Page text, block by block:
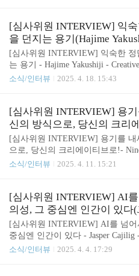
전문가 마케팅 광고 경진대회!지
ld 수상팀 Alpha Wolf에 이어, 오늘
POPPIN' UPS 팀을 만나봤습니다!
소화를 위한 디지털 옥외광고
전략’을 주제로, POPPIN' UPS ..
[심사위원 INTERVIEW] 익
을 던지는 용기(Hajime
irector & Strategic Planner of
[심사위원 INTERVIEW] 익숙한 정
는 용기 - Hajime Yakushiji -
c Planner Dentsu Inc. 올해 2025 부
ector) 겸 전략 기획자(Strategic
년간 일본 광고 업계에서 활약해온
롭게도 그는 약 2년 간 일본 우주
AXA)에서 크리에이티브 디렉터로
니케이션에 상상력의 언어를 더해
요. 광고에서 상상력의 중요성을 강
소식/인터뷰 2025. 4. 18. 15:43
[심사위원 INTERVIEW] 용
신의 방식으로, 당신의 크리
no Gupana / Our LEGO
Group)
[심사위원 INTERVIEW] 용기를
으로, 당신의 크리에이티브로!-
Creative SpecialistOur LEGO
lobal Creative Specialist로 활동 중
올해 부산국제마케팅광고제(MAD
본선 심사위원은 물론, 뉴스타즈 전
경진대회(New Stars MAD
위원으로도 함께합니다!“훌륭한 크
디어는 언제나 훌륭한 전략에서 출
소식/인터뷰 2025. 4. 11. 15:21
[심사위원 INTERVIEW] AI
의성, 그 중심엔 인간이 있다
f Gigil/Katok)
[심사위원 INTERVIEW] AI를 넘
중심엔 인간이 있다 - Jasper Cajilig
Creative Director of Gigil/Katok 필
소식/인터뷰 2025. 4. 4. 17:29